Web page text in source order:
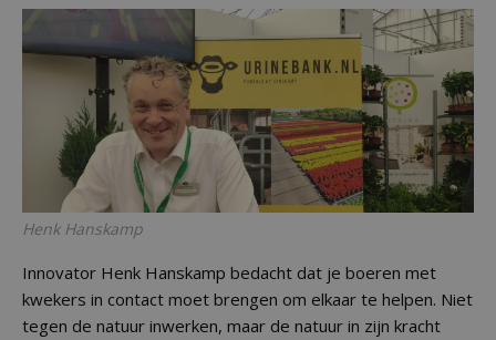
Henk Hanskamp
Innovator Henk Hanskamp bedacht dat je boeren met
kwekers in contact moet brengen om elkaar te helpen. Niet
tegen de natuur inwerken, maar de natuur in zijn kracht